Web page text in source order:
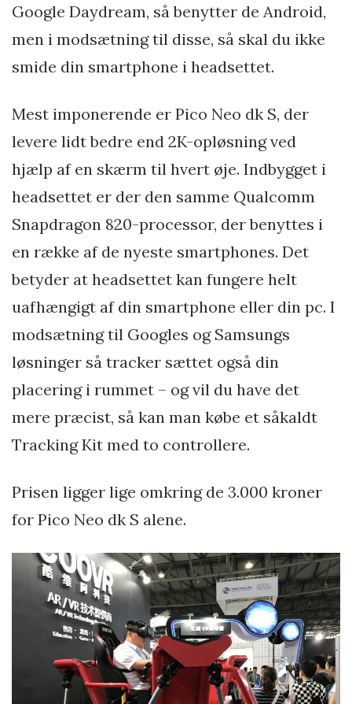
Google Daydream, så benytter de Android,
men i modsætning til disse, så skal du ikke
smide din smartphone i headsettet.
Mest imponerende er Pico Neo dk S, der
levere lidt bedre end 2K-opløsning ved
hjælp af en skærm til hvert øje. Indbygget i
headsettet er der den samme Qualcomm
Snapdragon 820-processor, der benyttes i
en række af de nyeste smartphones. Det
betyder at headsettet kan fungere helt
uafhængigt af din smartphone eller din pc. I
modsætning til Googles og Samsungs
løsninger så tracker sættet også din
placering i rummet – og vil du have det
mere præcist, så kan man købe et såkaldt
Tracking Kit med to controllere.
Prisen ligger lige omkring de 3.000 kroner
for Pico Neo dk S alene.